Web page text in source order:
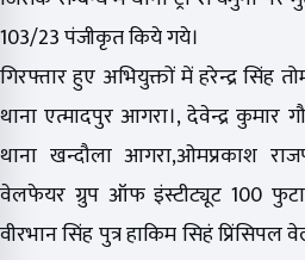
103/23 पंजीकृत किये गये।
गिरफ्तार हुए अभियुक्तों में हरेन्द्र सिंह
थाना एत्मादपुर आगरा।, देवेन्द्र कुमार
थाना खन्दौला आगरा,ओमप्रकाश
वेलफेयर ग्रुप ऑफ इंस्टीट्यूट 100 फुटा
वीरभान सिंह पुत्र हाकिम सिहं